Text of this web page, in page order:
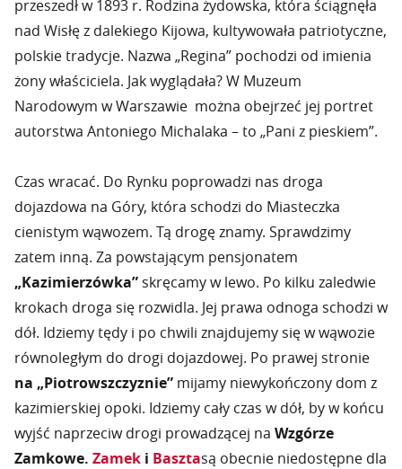
przeszedł w 1893 r. Rodzina żydowska, która ściągnęła
nad Wisłę z dalekiego Kijowa, kultywowała patriotyczne,
polskie tradycje. Nazwa „Regina” pochodzi od imienia
żony właściciela. Jak wyglądała? W Muzeum
Narodowym w Warszawie można obejrzeć jej portret
autorstwa Antoniego Michalaka – to „Pani z pieskiem”.
Czas wracać. Do Rynku poprowadzi nas droga
dojazdowa na Góry, która schodzi do Miasteczka
cienistym wąwozem. Tą drogę znamy. Sprawdzimy
zatem inną. Za powstającym pensjonatem
„Kazimierzówka” skręcamy w lewo. Po kilku zaledwie
krokach droga się rozwidla. Jej prawa odnoga schodzi w
dół. Idziemy tędy i po chwili znajdujemy się w wąwozie
równoległym do drogi dojazdowej. Po prawej stronie
na „Piotrowszczyznie” mijamy niewykończony dom z
kazimierskiej opoki. Idziemy cały czas w dół, by w końcu
wyjść naprzeciw drogi prowadzącej na Wzgórze
Zamkowe. Zamek i Basztasą obecnie niedostępne dla